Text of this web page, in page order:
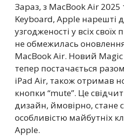
Зараз, з MacBook Air
Keyboard, Apple нарешті
узгодженості у всіх
не обмежилась
MacBook Air. Новий
тепер постачається
iPad Air, також отримав
кнопки “mute”. Це
дизайн, ймовірно, стане
особливістю майбутніх
Apple.